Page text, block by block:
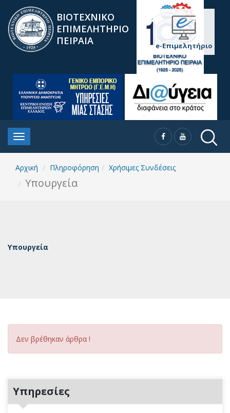
ΒΙΟΤΕΧΝΙΚΟ
ΕΠΙΜΕΛΗΤΗΡΙΟ
ΠΕΙΡΑΙΑ
e-Επιμελητήριο
Αρχική Πληροφόρηση Χρήσιμες Συνδέσεις
Υπουργεία
Υπουργεία
Δεν βρέθηκαν άρθρα !
Υπηρεσίες